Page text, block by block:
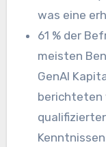
was eine
61 % der
meisten
GenAI
berichteten